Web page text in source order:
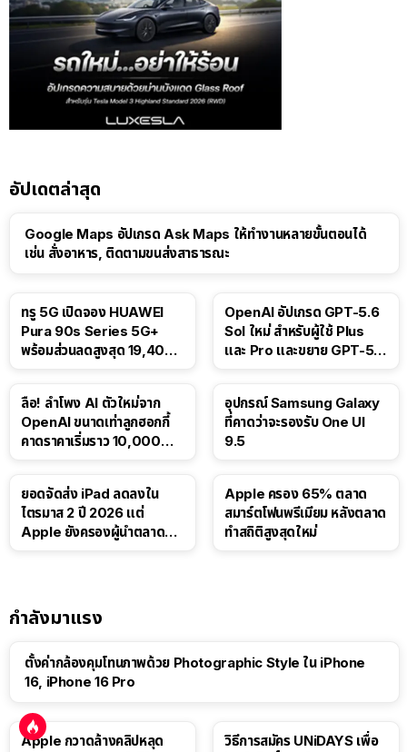
อัปเดตล่าสุด
Google Maps อัปเกรด Ask Maps ให้ทำงานหลายขั้นตอนได้
เช่น สั่งอาหาร, ติดตามขนส่งสาธารณะ
ทรู 5G เปิดจอง HUAWEI
Pura 90s Series 5G+
พร้อมส่วนลดสูงสุด 19,400
OpenAI อัปเกรด GPT-5.6
Sol ใหม่ สำหรับผู้ใช้ Plus
และ Pro และขยาย GPT-5.6
ลือ! ลำโพง AI ตัวใหม่จาก
OpenAI ขนาดเท่าลูกฮอกกี้
คาดราคาเริ่มราว 10,000
อุปกรณ์ Samsung Galaxy
ที่คาดว่าจะรองรับ One UI
9.5
ยอดจัดส่ง iPad ลดลงใน
ไตรมาส 2 ปี 2026 แต่
Apple ยังครองผู้นำตลาด
Apple ครอง 65% ตลาด
สมาร์ตโฟนพรีเมียม หลังตลาด
ทำสถิติสูงสุดใหม่
กำลังมาแรง
ตั้งค่ากล้องคุมโทนภาพด้วย Photographic Style ใน iPhone
16, iPhone 16 Pro
Apple กวาดล้างคลิปหลุด
วิธีการสมัคร UNiDAYS เพื่อ